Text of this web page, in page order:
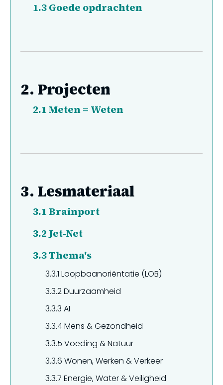
1.3Goede opdrachten
2. Projecten
2.1Meten = Weten
3. Lesmateriaal
3.1Brainport
3.2Jet-Net
3.3Thema's
3.3.1 Loopbaanoriëntatie (LOB)
3.3.2Duurzaamheid
3.3.3 AI
3.3.4Mens & Gezondheid
3.3.5 Voeding & Natuur
3.3.6 Wonen, Werken & Verkeer
3.3.7 Energie, Water & Veiligheid